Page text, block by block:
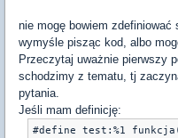
nie mogę bowiem zdefiniować
wymyśle pisząc kod, albo
Przeczytaj uważnie pierwszy
schodzimy z tematu, tj
pytania.
Jeśli mam definicję:
#define test:%1